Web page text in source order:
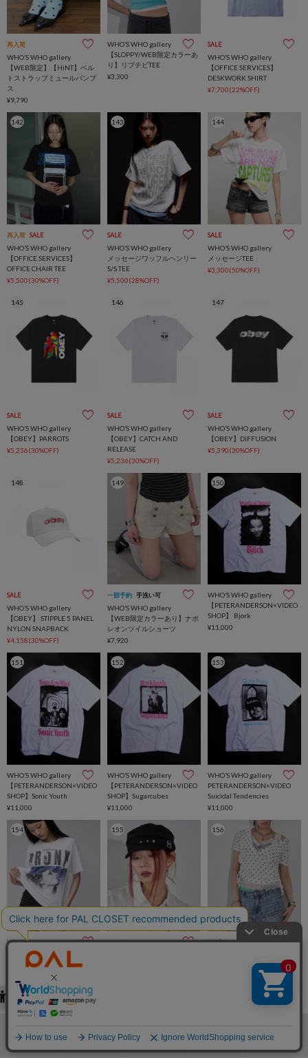
再入荷
WHO’S WHO gallery
【WEB限定】【HiNT】ベル
トストラップミュールパンプ
ス
¥9,790
WHO’S WHO gallery
【SLOPPY/WEB限定カラーあ
り】リブチビTEE
¥3,300
SALE
WHO’S WHO gallery
【OFFICE SERVICES】
DESKWORK SHIRT
¥7,700(22%OFF)
142
再入荷 SALE
WHO’S WHO gallery
【OFFICE SERVICES】
OFFICE CHAIR TEE
¥5,500(30%OFF)
143
SALE
WHO’S WHO gallery
メッセージワッフルヘンリー
S/S TEE
¥5,500(28%OFF)
144
SALE
WHO’S WHO gallery
メッセージTEE
¥3,300(50%OFF)
145
SALE
WHO’S WHO gallery
【OBEY】PARROTS
¥5,236(30%OFF)
146
SALE
WHO’S WHO gallery
【OBEY】CATCH AND
RELEASE
¥5,236(30%OFF)
147
SALE
WHO’S WHO gallery
【OBEY】DIFFUSION
¥5,390(30%OFF)
148
SALE
WHO’S WHO gallery
【OBEY】 STIPPLE 5 PANEL
NYLON SNAPBACK
¥4,158(30%OFF)
149
一部予約 手洗い可
WHO’S WHO gallery
【WEB限定カラーあり】ナポ
レオンツイルショーツ
¥7,920
150
WHO’S WHO gallery
【PETERANDERSON×VIDEO
SHOP】 Bjork
¥11,000
151
WHO’S WHO gallery
【PETERANDERSON×VIDEO
SHOP】Sonic Youth
¥11,000
152
WHO’S WHO gallery
【PETERANDERSON×VIDEO
SHOP】Sugarcubes
¥11,000
153
WHO’S WHO gallery
PETERANDERSON×VIDEO
Suicidal Tendencies
¥11,000
154
WHO’S WHO gallery
【KOOKY'N】 BRONX フォト
TEE ＊UNISEX
155
WHO’S WHO gallery
156
SALE
リブカシュクールフレンチフ
ーディ（無地/ボーダー/スタ
¥1,100(81%OFF)